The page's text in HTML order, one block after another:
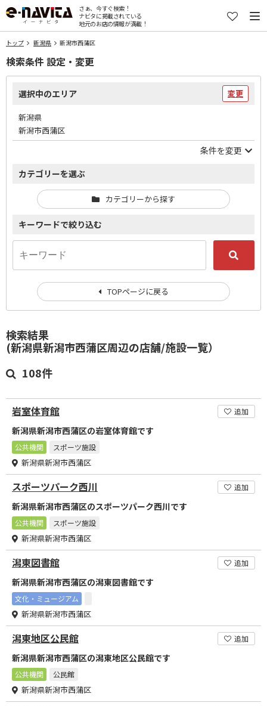
さぁ、今すぐ検索！
ナビタに掲載されている
地元のお店の情報が満載！
トップ 新潟県 新潟市西蒲区
検索結果
(新潟県新潟市西蒲区周辺の店舗/施設一覧）
108件
岩室体育館 追加
新潟県新潟市西蒲区の岩室体育館です
公共機関 スポーツ施設
新潟県新潟市西蒲区
スポーツパーク西川 追加
新潟県新潟市西蒲区のスポーツパーク西川です
公共機関 スポーツ施設
新潟県新潟市西蒲区
潟東図書館 追加
新潟県新潟市西蒲区の潟東図書館です
文化・ミュージアム
新潟県新潟市西蒲区
潟東地区公民館 追加
新潟県新潟市西蒲区の潟東地区公民館です
公共機関 公民館
新潟県新潟市西蒲区
検索条件 設定・変更
選択中のエリア 変更
新潟県
新潟市西蒲区
条件を変更
カテゴリーを選ぶ
カテゴリーから探す
キーワードで絞り込む
TOPページに戻る